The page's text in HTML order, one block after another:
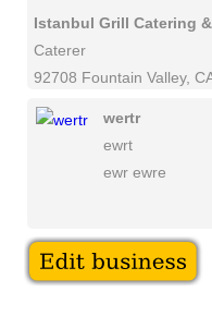
Istanbul Grill Catering
Caterer
92708 Fountain Valley,
wertr
ewrt
ewr ewre